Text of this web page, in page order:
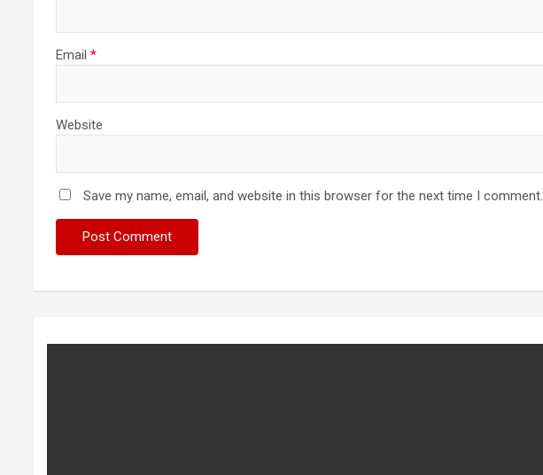
Email *
Website
Save my name, email, and website in this browser for the next time I comment.